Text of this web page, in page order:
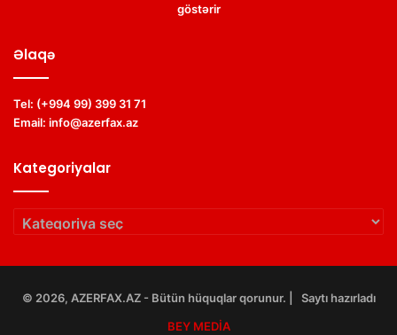
göstərir
Əlaqə
Tel: (+994 99) 399 31 71
Email: info@azerfax.az
Kategoriyalar
Kategoriyalar
© 2026, AZERFAX.AZ - Bütün hüquqlar qorunur. | Saytı hazırladı
BEY MEDİA